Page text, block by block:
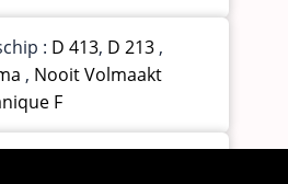
: D 413, D 213 ,
, Nooit Volmaakt
F